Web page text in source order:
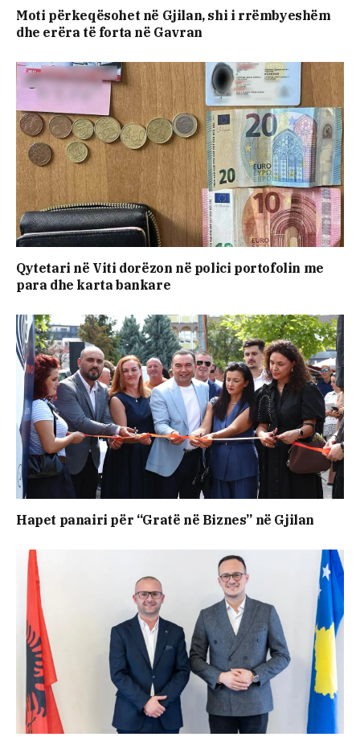
Moti përkeqësohet në Gjilan, shi i rrëmbyeshëm
dhe erëra të forta në Gavran
Qytetari në Viti dorëzon në polici portofolin me
para dhe karta bankare
Hapet panairi për “Gratë në Biznes” në Gjilan